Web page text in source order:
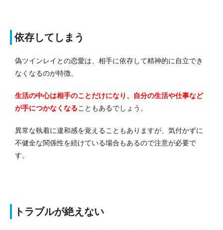
依存してしまう
偽ツインレイとの恋愛は、相手に依存して精神的に自立でき
なくなるのが特徴。
生活の中心は相手のことだけになり、自分の生活や仕事など
が手につかなくなることもあるでしょう。
異常な執着に違和感を覚えることもありますが、気付かずに
不健全な関係性を続けている場合もあるので注意が必要で
す。
トラブルが絶えない